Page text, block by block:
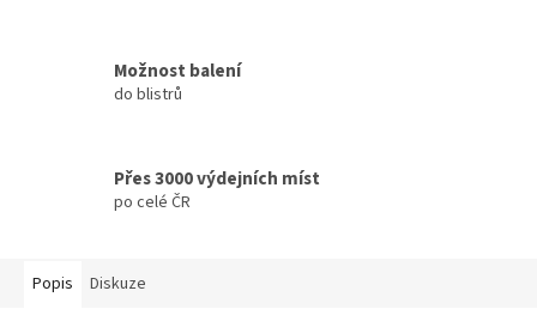
Možnost balení
do blistrů
Přes 3000 výdejních míst
po celé ČR
Popis Diskuze